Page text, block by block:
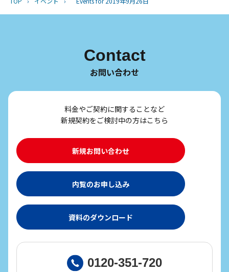
Contact
お問い合わせ
料金やご契約に関することなど
新規契約をご検討中の方はこちら
新規お問い合わせ
内覧のお申し込み
資料のダウンロード
0120-351-720